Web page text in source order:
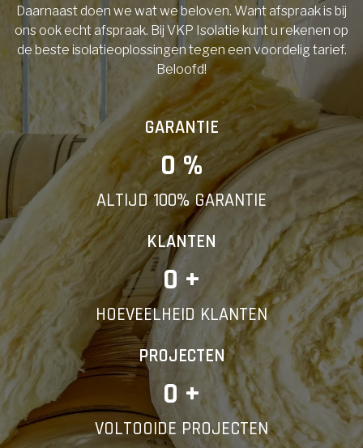
Daarnaast doen we wat we beloven. Want afspraak is bij
ons ook echt afspraak. Bij VKP Isolatie kunt u rekenen op
de beste isolatieoplossingen tegen een voordelig tarief.
Beloofd!
GARANTIE
0 %
ALTIJD 100% GARANTIE
KLANTEN
0 +
HOEVEELHEID KLANTEN
PROJECTEN
0 +
VOLTOOIDE PROJECTEN